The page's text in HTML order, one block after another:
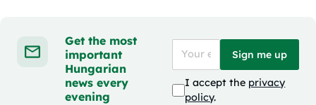
Get the most
important
Hungarian
news every
evening
Sign me up
I accept the privacy
policy.